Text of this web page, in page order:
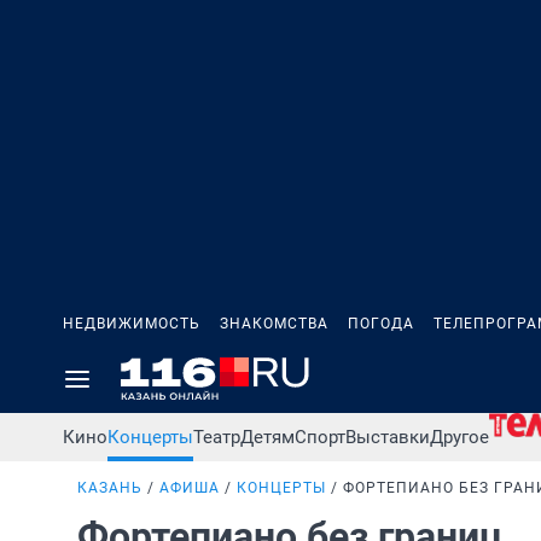
НЕДВИЖИМОСТЬ ЗНАКОМСТВА ПОГОДА
КиноКонцертыТеатрДетямСпортВыставкиДругое
КАЗАНЬ АФИША КОНЦЕРТЫ ФОРТЕПИАНО БЕЗ